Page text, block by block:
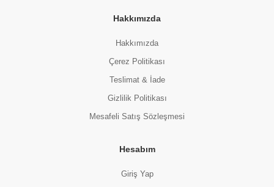
Hakkımızda
Hakkımızda
Çerez Politikası
Teslimat & İade
Gizlilik Politikası
Mesafeli Satış Sözleşmesi
Hesabım
Giriş Yap